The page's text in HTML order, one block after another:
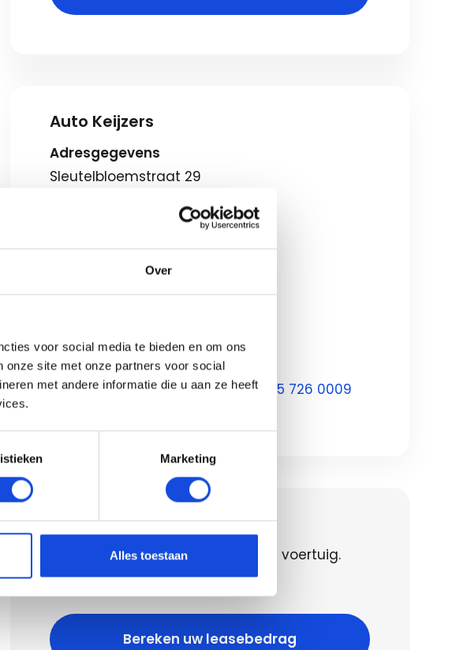
Over
voor social media te bieden en om ons
onze site met onze partners voor social
met andere informatie die u aan ze heeft
Marketing
Alles toestaan
Auto Keijzers
Adresgegevens
Sleutelbloemstraat 29
Openingstijden
Ma-vr
08:00-18:00
Koopzondagen*
12:00-17:00
Neem contact met ons op via 055 726 0009
Bereken uw leasebedrag
Bereken het leasebedrag voor dit voertuig.
Let op, geld lenen kost ook geld!
Bereken uw leasebedrag